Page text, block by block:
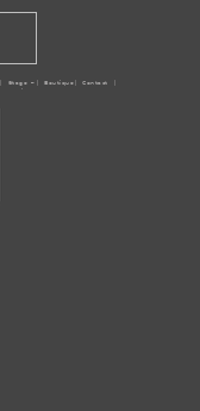
| Stage –
Ateliers
| Boutique | Contact |